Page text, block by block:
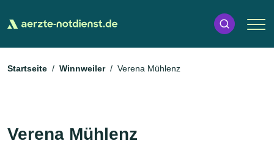
Startseite Winnweiler Verena Mühlenz
Verena Mühlenz